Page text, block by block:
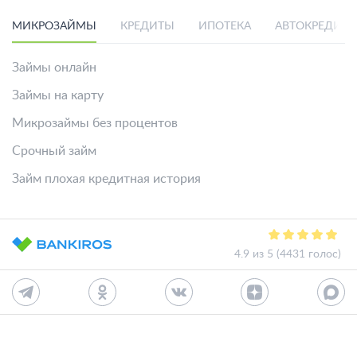
МИКРОЗАЙМЫ КРЕДИТЫ ИПОТЕКА
Займы онлайн
Займы на карту
Микрозаймы без процентов
Срочный займ
Займ плохая кредитная история
4.9 из 5 (4431 голос)